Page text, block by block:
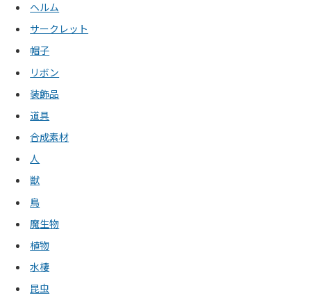
ヘルム
サークレット
帽子
リボン
装飾品
道具
合成素材
人
獣
鳥
魔生物
植物
水棲
昆虫